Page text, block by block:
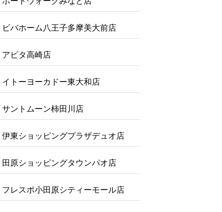
ビバホーム八王子多摩美大前店
アピタ高崎店
イトーヨーカドー東大和店
サントムーン柿田川店
伊東ショッピングプラザデュオ店
田原ショッピングタウンパオ店
フレスポ小田原シティーモール店